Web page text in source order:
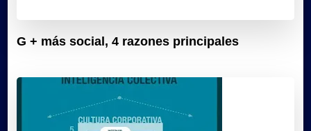
G + más social, 4 razones principales